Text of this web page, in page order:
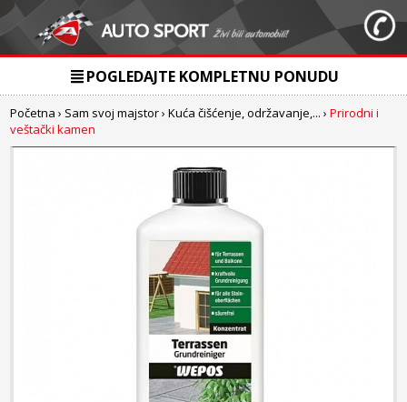
POGLEDAJTE KOMPLETNU PONUDU
Početna › Sam svoj majstor›Kuća čišćenje, održavanje,... ›Prirodni i
veštački kamen